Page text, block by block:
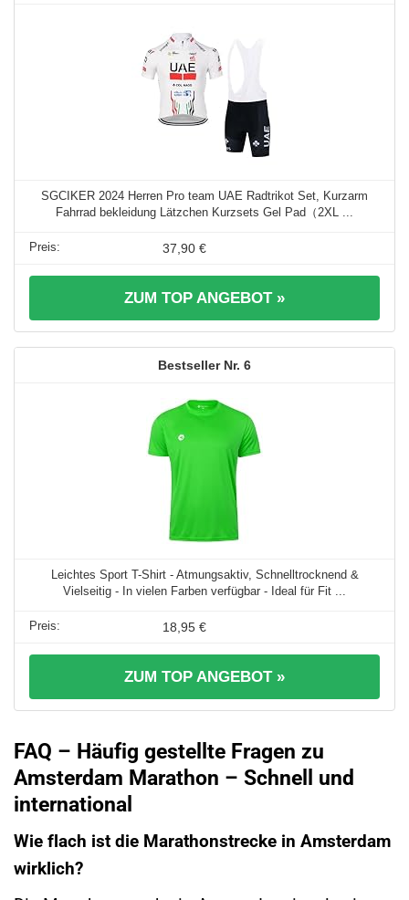
SGCIKER 2024 Herren Pro team UAE Radtrikot Set, Kurzarm
Fahrrad bekleidung Lätzchen Kurzsets Gel Pad（2XL ...
37,90 €
ZUM TOP ANGEBOT »
6
Leichtes Sport T-Shirt - Atmungsaktiv, Schnelltrocknend &
Vielseitig - In vielen Farben verfügbar - Ideal für Fit ...
18,95 €
ZUM TOP ANGEBOT »
FAQ – Häufig gestellte Fragen zu
Amsterdam Marathon – Schnell und
international
Wie flach ist die Marathonstrecke in Amsterdam
wirklich?